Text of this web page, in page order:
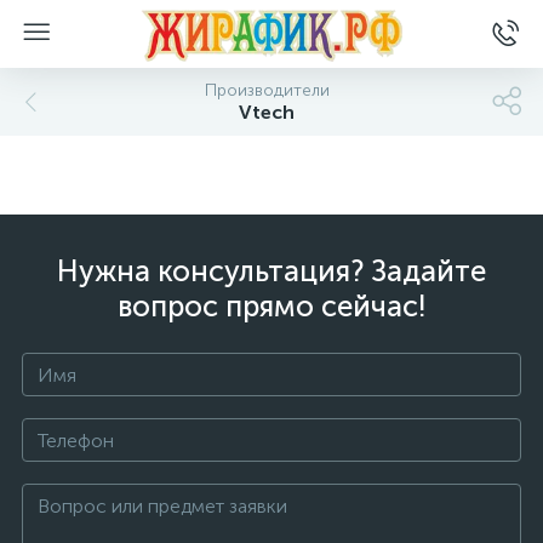
Производители
Vtech
Нужна консультация? Задайте
вопрос прямо сейчас!